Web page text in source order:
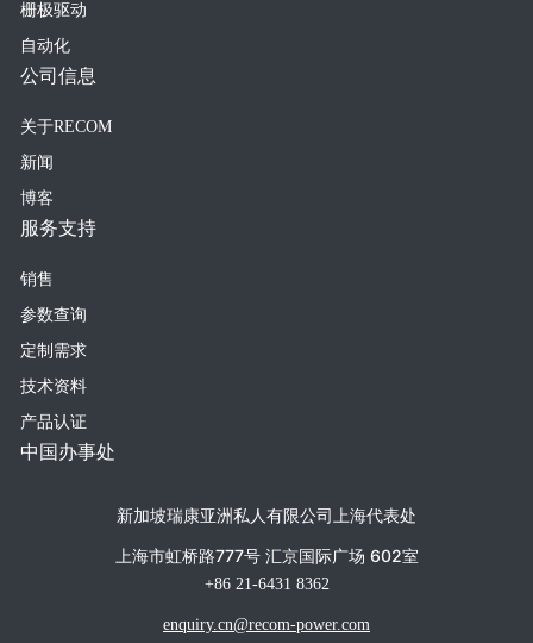
栅极驱动
自动化
公司信息
关于RECOM
新闻
博客
服务支持
销售
参数查询
定制需求
技术资料
产品认证
中国办事处
新加坡瑞康亚洲私人有限公司上海代表处
上海市虹桥路777号 汇京国际广场 602室
+86 21-6431 8362
enquiry.cn@recom-power.com